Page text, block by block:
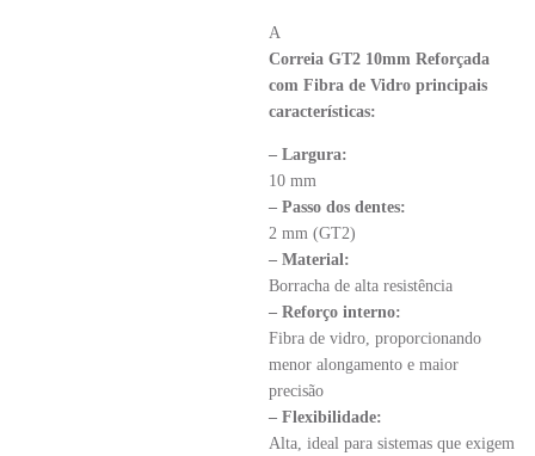
A
Correia GT2 10mm Reforçada
com Fibra de Vidro principais
características:
– Largura:
10 mm
– Passo dos dentes:
2 mm (GT2)
– Material:
Borracha de alta resistência
– Reforço interno:
Fibra de vidro, proporcionando
menor alongamento e maior
precisão
– Flexibilidade:
Alta, ideal para sistemas que exigem